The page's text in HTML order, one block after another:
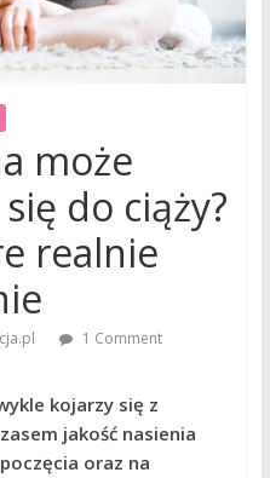
może
do ciąży?
realnie
1 Comment
kojarzy się z
jakość nasienia
oraz na